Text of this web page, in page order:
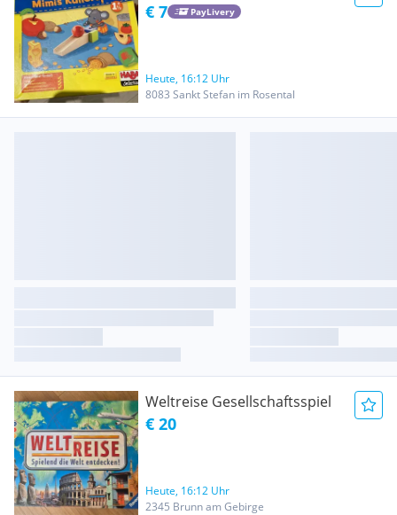
€ 7 PayLivery
Heute, 16:12 Uhr
8083 Sankt Stefan im Rosental
Weltreise Gesellschaftsspiel
€ 20
Heute, 16:12 Uhr
2345 Brunn am Gebirge